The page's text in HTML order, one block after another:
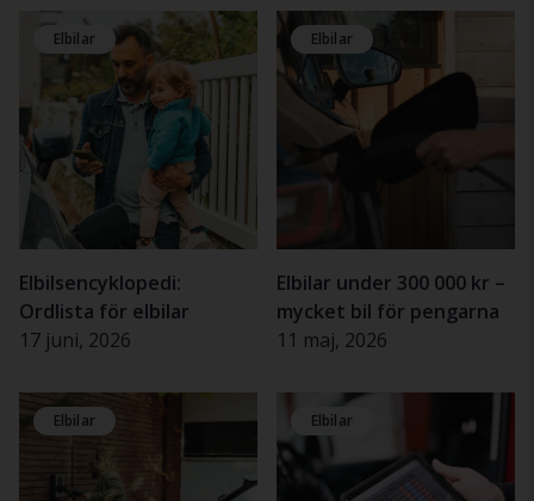
Elbilar
Elbilsencyklopedi:
Ordlista för elbilar
17 juni, 2026
Elbilar
Elbilar under 300 000 kr –
mycket bil för pengarna
11 maj, 2026
Elbilar Elbilar